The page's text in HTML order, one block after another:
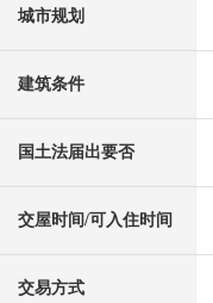
城市规划
建筑条件
国土法届出要否
交屋时间/可入住时间
交易方式